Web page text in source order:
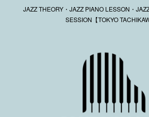
JAZZ THEORY・JAZZ PIANO LESSON・
SESSION【TOKYO